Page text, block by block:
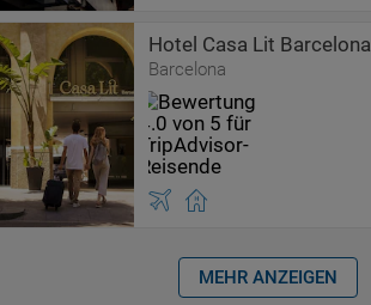
Hotel Casa Lit Barcelona
Barcelona
MEHR ANZEIGEN